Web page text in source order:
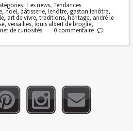
: Les news, Tendances
,noël,pâtisserie,lenôtre,gaston lenôtre,
, art de vivre, traditions,héritage, andré le
, versailles, louis albert de broglie,
de curiosités 0commentaire